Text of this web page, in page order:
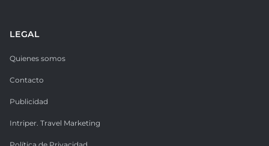
LEGAL
Quienes somos
Contacto
Publicidad
Intriper. Travel Marketing